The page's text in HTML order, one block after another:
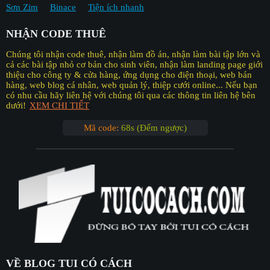
Sơn Zim Binace Tiện ích nhanh
NHẬN CODE THUÊ
Chúng tôi nhận code thuê, nhận làm đồ án, nhận làm bài tập lớn và
cả các bài tập nhỏ cơ bản cho sinh viên, nhận làm landing page giới
thiệu cho công ty & cửa hàng, ứng dụng cho điện thoại, web bán
hàng, web blog cá nhân, web quản lý, thiệp cưới online... Nếu bạn
có nhu cầu hãy liên hệ với chúng tôi qua các thông tin liên hệ bên
dưới! XEM CHI TIẾT
Mã code: 67s (Đếm ngược)
VỀ BLOG TUI CÓ CÁCH